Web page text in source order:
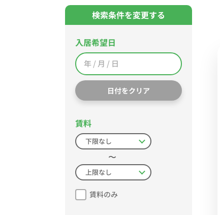
検索条件を変更する
入居希望日
日付をクリア
賃料
〜
賃料のみ